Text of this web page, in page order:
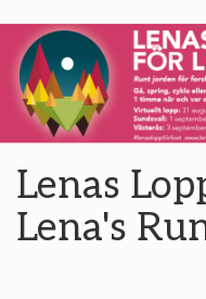
Lenas
Lena's